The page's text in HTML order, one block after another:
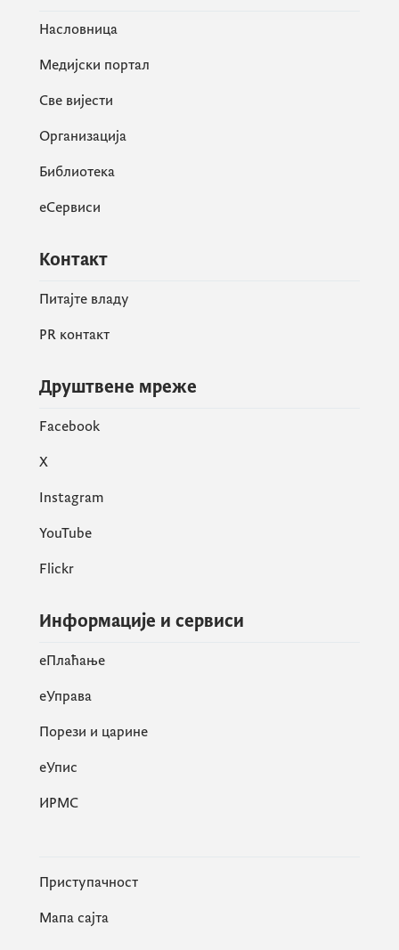
Насловница
Медијски портал
Све вијести
Организација
Библиотека
еСервиси
Контакт
Питајте владу
PR контакт
Друштвене мреже
Facebook
X
Instagram
YouTube
Flickr
Информације и сервиси
eПлаћање
еУправа
Порези и царине
eУпис
ИРМС
Приступачност
Мапа сајта